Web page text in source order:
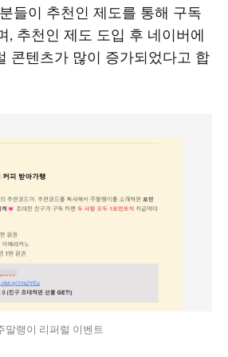
들이 추천인 제도를 통해 구독
, 추천인 제도 도입 후 네이버에
콘텐츠가 많이 증가되었다고 합
말랭이 리퍼럴 이벤트